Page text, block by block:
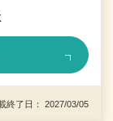
了日： 2027/03/05